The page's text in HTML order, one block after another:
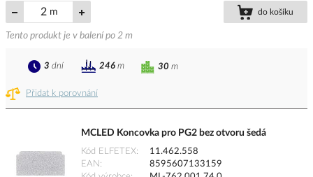
m do košíku
Tento produkt je v balení po 2 m
Přidat k porovnání
30 m
3 dní 246 m
MCLED Koncovka pro PG2 bez otvoru šedá
Kód ELFETEX
11.462.558
EAN
8595607133159